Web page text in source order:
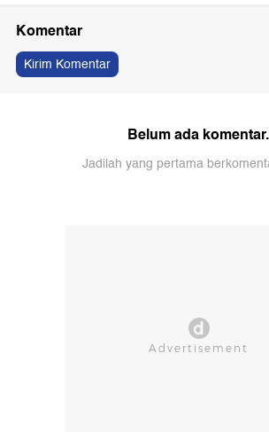
Komentar
Kirim Komentar
Belum ada komentar.
Jadilah yang pertama